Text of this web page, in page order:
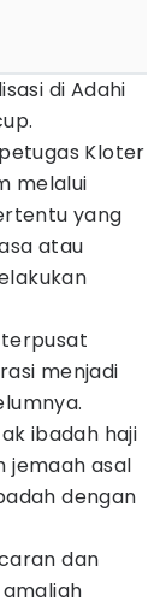
di Adahi
Kloter
melalui
yang
atau
menjadi
ibadah haji
jemaah asal
dengan
dan